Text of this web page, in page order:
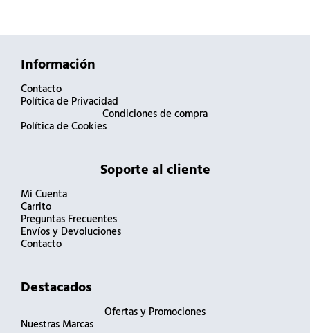
Información
Contacto
Política de Privacidad
Condiciones de compra
Política de Cookies
Soporte al cliente
Mi Cuenta
Carrito
Preguntas Frecuentes
Envíos y Devoluciones
Contacto
Destacados
Ofertas y Promociones
Nuestras Marcas